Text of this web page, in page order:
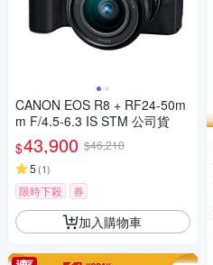
CANON EOS R8 + RF24-50m
m F/4.5-6.3 IS STM 公司貨
$43,900 $46,210
5 (1)
限時下殺 券
加入購物車